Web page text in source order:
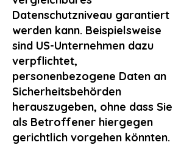
Datenschutzniveau garantiert
werden kann. Beispielsweise
sind US-Unternehmen dazu
verpflichtet,
personenbezogene Daten an
Sicherheitsbehörden
herauszugeben, ohne dass Sie
als Betroffener hiergegen
gerichtlich vorgehen könnten.